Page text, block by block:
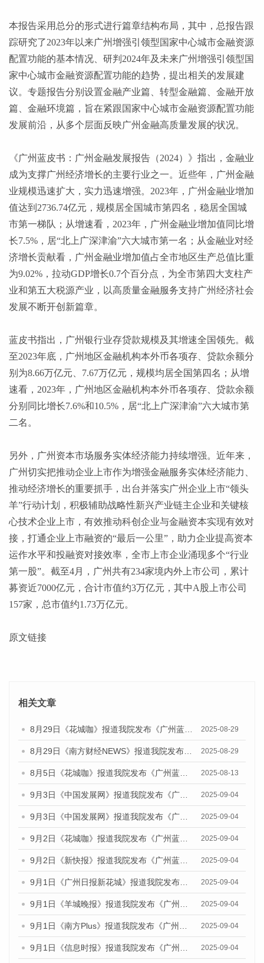
本报告采用总分的形式进行篇章结构布局，其中，总报告跟
踪研究了2023年以来广州增强引领型国家中心城市金融资源
配置功能的基本情况、研判2024年及未来广州增强引领型国
家中心城市金融资源配置功能的趋势，提出相关的发展建
议。专题报告分别设置金融产业篇、转型金融篇、金融开放
篇、金融环境篇，旨在紧跟国家中心城市金融资源配置功能
发展前沿，从多个层面反映广州金融高质量发展的状况。
《广州蓝皮书：广州金融发展报告（2024）》指出，金融业
成为支撑广州经济增长的主要行业之一。近些年，广州金融
业规模迅速扩大，实力迅速增强。2023年，广州金融业增加
值达到2736.74亿元，规模居全国城市第四名，稳居全国城
市第一梯队；从增速看，2023年，广州金融业增加值同比增
长7.5%，居“北上广深津渝”六大城市第一名；从金融业对经
济增长贡献看，广州金融业增加值占全市地区生产总值比重
为9.02%，拉动GDP增长0.7个百分点，为全市第四大支柱产
业和第五大税源产业，以高质量金融服务支持广州经济社会
发展不断开创新篇章。
蓝皮书指出，广州银行业存贷款规模及其增速全国领先。截
至2023年底，广州地区金融机构本外币各项存、贷款余额分
别为8.66万亿元、7.67万亿元，规模均居全国第四名；从增
速看，2023年，广州地区金融机构本外币各项存、贷款余额
分别同比增长7.6%和10.5%，居“北上广深津渝”六大城市第
二名。
另外，广州资本市场服务实体经济能力持续增强。近年来，
广州切实把推动企业上市作为增强金融服务实体经济能力、
推动经济增长的重要抓手，出台并落实广州企业上市“领头
羊”行动计划，积极辅助战略性新兴产业链主企业和关键核
心技术企业上市，有效推动科创企业与金融资本实现有效对
接，打通企业上市融资的“最后一公里”，助力企业提高资本
运作水平和投融资对接效率，全市上市企业涌现多个“行业
第一股”。截至4月，广州共有234家境内外上市公司，累计
募资近7000亿元，合计市值约3万亿元，其中A股上市公司
157家，总市值约1.73万亿元。
原文链接
相关文章
2025-08-29
2025-08-29
2025-08-13
2025-09-04
2025-09-04
2025-09-04
2025-09-04
2025-09-04
2025-09-04
2025-09-04
2025-09-04